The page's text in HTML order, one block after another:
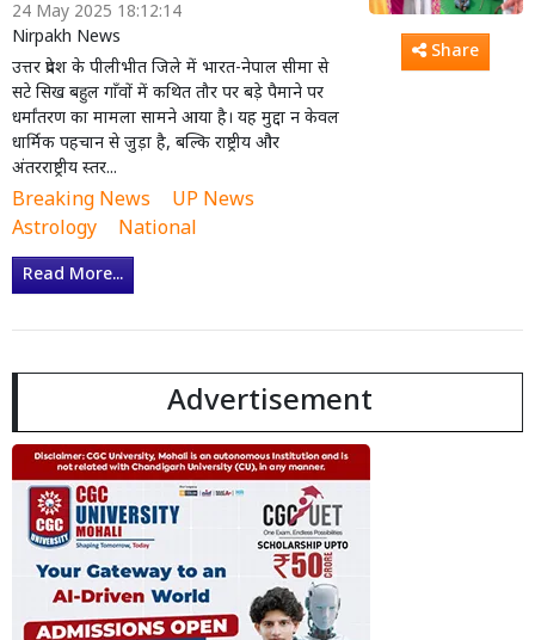
24 May 2025 18:12:14
Nirpakh News
उत्तर प्रदेश के पीलीभीत जिले में भारत-नेपाल सीमा से
सटे सिख बहुल गाँवों में कथित तौर पर बड़े पैमाने पर
धर्मांतरण का मामला सामने आया है। यह मुद्दा न केवल
धार्मिक पहचान से जुड़ा है, बल्कि राष्ट्रीय और
अंतरराष्ट्रीय स्तर...
Breaking News
UP News
Astrology
National
Read More...
Share
Advertisement